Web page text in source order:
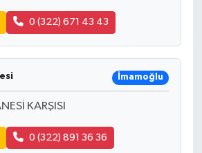
0 (322) 671 43 43
İmamoğlu
KARŞISI
0 (322) 891 36 36